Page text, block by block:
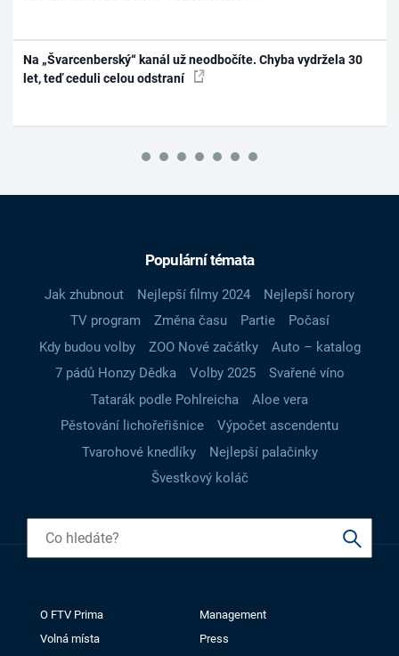
Na „Švarcenberský“ kanál už neodbočíte. Chyba vydržela 30
let, teď ceduli celou odstraní
Populární témata
Jak zhubnout Nejlepší filmy 2024
Nejlepší horory
TV program
Změna času Partie
Počasí
Kdy budou volby
ZOO Nové začátky
Auto – katalog
7 pádů Honzy Dědka
Volby 2025
Svařené víno
Tatarák podle Pohlreicha
Aloe vera
Pěstování lichořeřišnice
Výpočet ascendentu
Tvarohové knedlíky
Nejlepší palačinky
Švestkový koláč
O FTV Prima
Management
Volná místa
Press